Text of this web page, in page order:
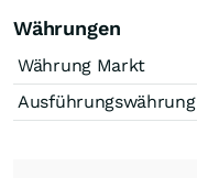
Währungen
Währung Markt
Ausführungswährung